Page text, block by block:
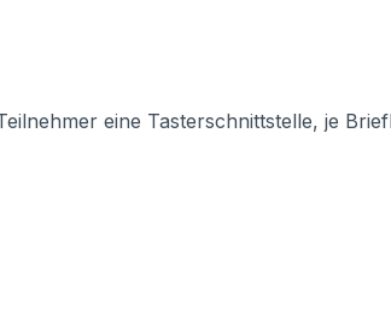
eine Tasterschnittstelle, je